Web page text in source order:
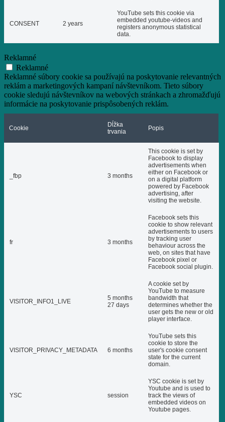
CONSENT 2 years
YouTube sets this cookie via
embedded youtube-videos and
registers anonymous statistical
data.
Reklamné
Reklamné
Reklamné súbory cookie sa používajú na poskytovanie relevantných
reklám a marketingových kampaní návštevníkom. Tieto súbory
cookie sledujú návštevníkov na webových stránkach a zhromažďujú
informácie na poskytovanie prispôsobených reklám.
Cookie
Dĺžka
trvania
Popis
_fbp 3 months
This cookie is set by
Facebook to display
advertisements when
either on Facebook or
on a digital platform
powered by Facebook
advertising, after
visiting the website.
fr 3 months
Facebook sets this
cookie to show relevant
advertisements to users
by tracking user
behaviour across the
web, on sites that have
Facebook pixel or
Facebook social plugin.
VISITOR_INFO1_LIVE
5 months
27 days
A cookie set by
YouTube to measure
bandwidth that
determines whether the
user gets the new or old
player interface.
VISITOR_PRIVACY_METADATA 6 months
YouTube sets this
cookie to store the
user's cookie consent
state for the current
domain.
YSC session
YSC cookie is set by
Youtube and is used to
track the views of
embedded videos on
Youtube pages.